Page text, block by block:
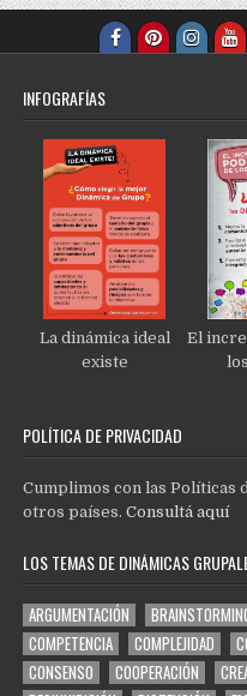
INFOGRAFÍAS
La dinámica ideal
existe
El
POLÍTICA DE PRIVACIDAD
Cumplimos con las Políticas
otros países.Consultá aquí
LOS TEMAS DE DINÁMICAS
ARGUMENTACIÓN
COMPETENCIA
COMPLEJIDAD
CONSENSO
COOPERACIÓN